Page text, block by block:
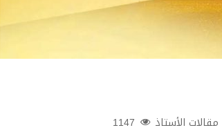
مقالات الأستاذ